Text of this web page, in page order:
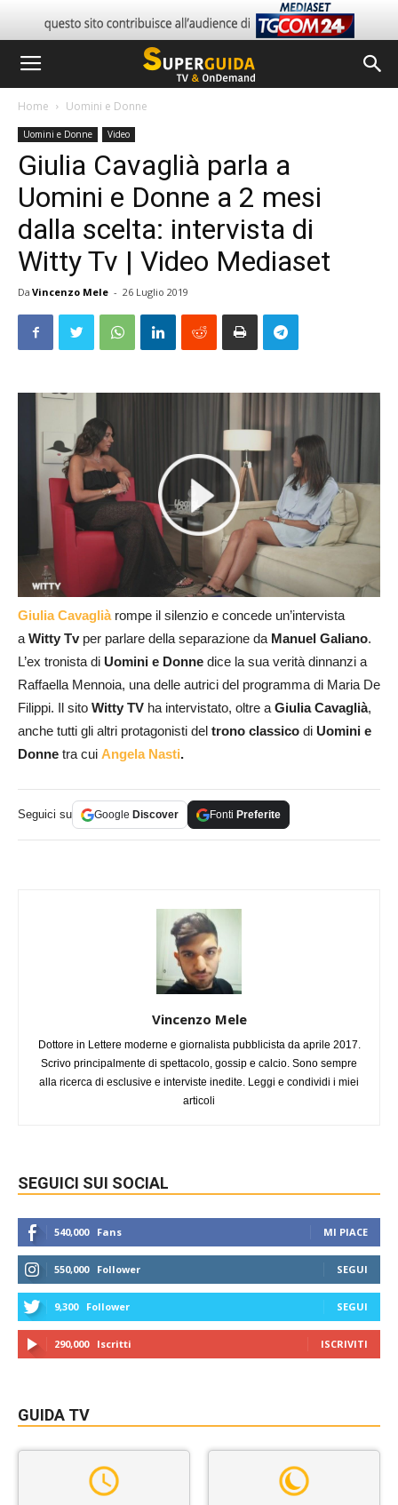
Home Uomini e Donne
Uomini e Donne Video
Giulia Cavaglià parla a
Uomini e Donne a 2 mesi
dalla scelta: intervista di
Witty Tv | Video Mediaset
Da Vincenzo Mele - 26 Luglio 2019
Giulia Cavagliàrompe il silenzio e concede un’intervista
aWitty Tvper parlare della separazione da Manuel Galiano.
L’ex tronista di Uomini e Donne dice la sua verità dinnanzi a
Raffaella Mennoia, una delle autrici del programma di Maria De
Filippi. Il sito Witty TV ha intervistato, oltre aGiulia Cavaglià,
anche tutti gli altri protagonisti del trono classico di Uomini e
Donne tra cui Angela Nasti.
Seguici su Google Discover Fonti Preferite
Vincenzo Mele
Dottore in Lettere moderne e giornalista pubblicista da aprile 2017.
Scrivo principalmente di spettacolo, gossip e calcio. Sono sempre
alla ricerca di esclusive e interviste inedite. Leggi e condividi i miei
articoli
SEGUICI SUI SOCIAL
540,000 Fans MI PIACE
550,000 Follower SEGUI
9,300 Follower SEGUI
290,000 Iscritti ISCRIVITI
GUIDA TV